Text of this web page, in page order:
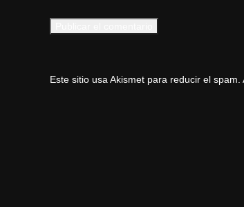
Este sitio usa Akismet para reducir el spam.